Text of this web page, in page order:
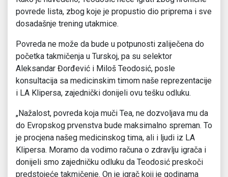
povrede lista, zbog koje je propustio dio priprema i sve
dosadašnje trening utakmice.
Povreda ne može da bude u potpunosti zaliječena do
početka takmičenja u Turskoj, pa su selektor
Aleksandar Đorđević i Miloš Teodosić, posle
konsultacija sa medicinskim timom naše reprezentacije
i LA Klipersa, zajednički donijeli ovu tešku odluku.
„Nažalost, povreda koja muči Tea, ne dozvoljava mu da
do Evropskog prvenstva bude maksimalno spreman. To
je procjena našeg medicinskog tima, ali i ljudi iz LA
Klipersa. Moramo da vodimo računa o zdravlju igrača i
donijeli smo zajedničku odluku da Teodosić preskoči
predstojeće takmičenje. On je igrač koji je godinama